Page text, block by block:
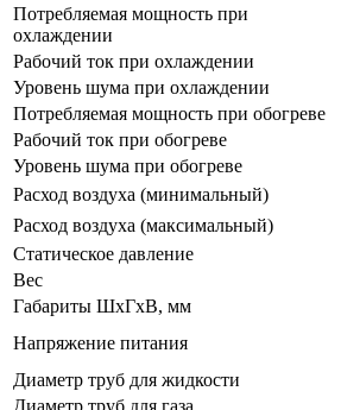
Потребляемая мощность при
охлаждении
Рабочий ток при охлаждении
Уровень шума при охлаждении
Потребляемая мощность при обогреве
Рабочий ток при обогреве
Уровень шума при обогреве
Расход воздуха (минимальный)
Расход воздуха (максимальный)
Статическое давление
Вес
Габариты ШхГхВ, мм
Напряжение питания
Диаметр труб для жидкости
Диаметр труб для газа